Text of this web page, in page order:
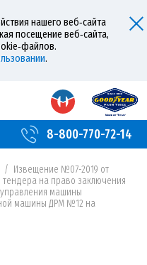
нашего веб‑сайта
посещение веб‑сайта,
.
8-800-770-72-14
/ Извещение №07-2019 от
тендера на право заключения
машины
машины ДРМ №12 на